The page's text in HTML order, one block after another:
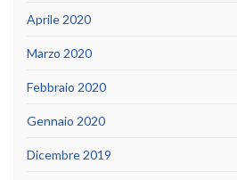
Aprile 2020
Marzo 2020
Febbraio 2020
Gennaio 2020
Dicembre 2019